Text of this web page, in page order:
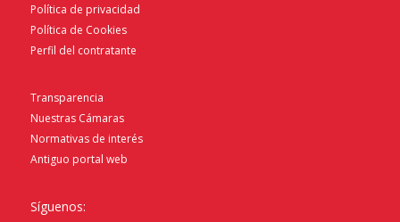
Política de privacidad
Política de Cookies
Perfil del contratante
Transparencia
Nuestras Cámaras
Normativas de interés
Antiguo portal web
Síguenos: